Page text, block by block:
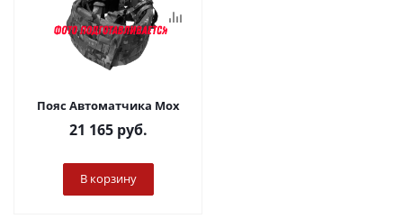
Пояс Автоматчика Мох
21 165 руб.
В корзину